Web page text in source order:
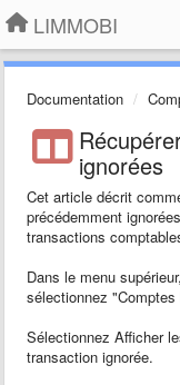
LIMMOBI
Documentation
ignorées
Cet article décrit
précédemment
transactions
Dans le menu
sélectionnez "Comptes
Sélectionnez Afficher
transaction ignorée.